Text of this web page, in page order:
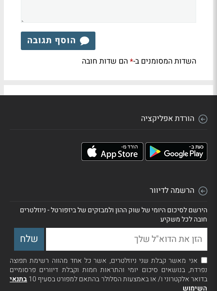
הוסף תגובה
השדות המסומנים ב-*הם שדות חובה
הורדת אפליקציה
הרשמה לדיוור
הירשם לסיכום היומי של שוק ההון ולמבזקים של ביזפורטל - ניוזלטרים
חובה לכל משקיע
אני מאשר קבלת שני ניוזלטרים, אשר כל אחד מהווה רשימת תפוצה
נפרדת, בנושאים סיכום יומי והתראות חמות וקבלת דיוורים פרסומיים
בדואר אלקטרוני ו/ או באמצעות הסלולר בהתאם למפורט בסעיף 10
בתנאי
השימוש